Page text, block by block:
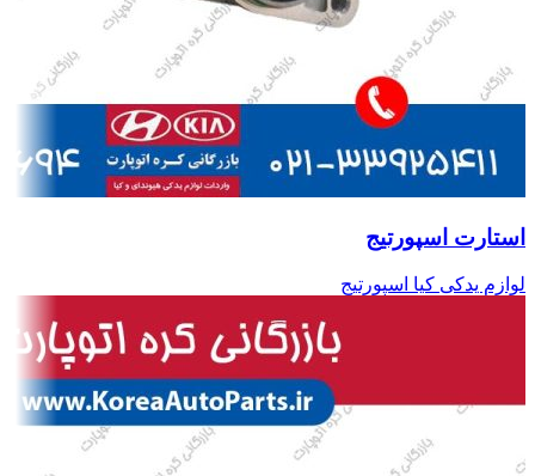
استارت اسپورتیج
لوازم یدکی کیا اسپورتیج